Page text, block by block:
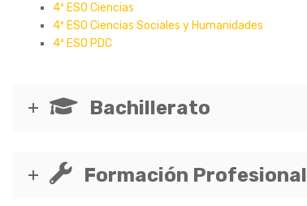
4º ESO Ciencias
4º ESO Ciencias Sociales y Humanidades
4º ESO PDC
Bachillerato
Formación Profesional